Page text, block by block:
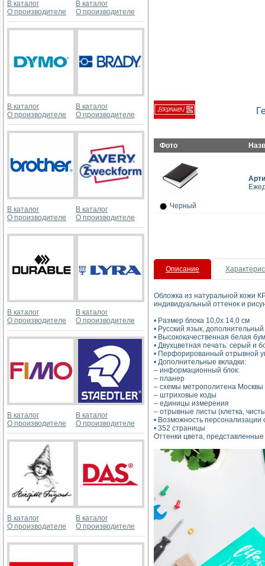
В каталог
О производителе
В каталог
О производителе
В каталог
О производителе
В каталог
О производителе
В каталог
О производителе
В каталог
О производителе
В каталог
О производителе
В каталог
О производителе
В каталог
О производителе
В каталог
О производителе
В каталог
О производителе
В каталог
О производителе
Фото
Черный
Описание
Обложка из натуральной кожи
индивидуальный оттенок и
• Размер блока 10,0х 14,0 см
• Русский язык,
• Высококачественная белая
• Двухцветная печать: серый и
• Перфорированный отрывной
• Дополнительные вкладки:
– информационный блок:
– планер
– схемы метрополитена Москвы
– штриховые коды
– единицы измерения
– отрывные листы (клетка,
• Возможность персонализации
• 352 страницы
Оттенки цвета,